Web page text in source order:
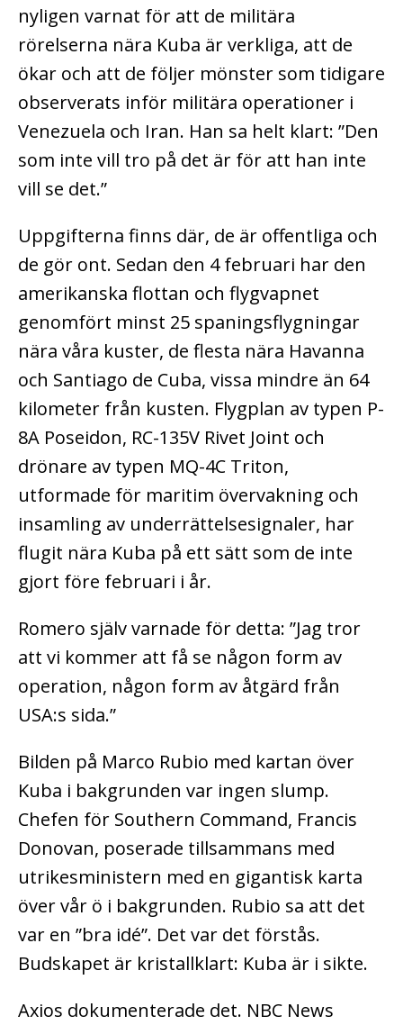
nyligen varnat för att de militära
rörelserna nära Kuba är verkliga, att de
ökar och att de följer mönster som tidigare
observerats inför militära operationer i
Venezuela och Iran. Han sa helt klart: ”Den
som inte vill tro på det är för att han inte
vill se det.”
Uppgifterna finns där, de är offentliga och
de gör ont. Sedan den 4 februari har den
amerikanska flottan och flygvapnet
genomfört minst 25 spaningsflygningar
nära våra kuster, de flesta nära Havanna
och Santiago de Cuba, vissa mindre än 64
kilometer från kusten. Flygplan av typen P-
8A Poseidon, RC-135V Rivet Joint och
drönare av typen MQ-4C Triton,
utformade för maritim övervakning och
insamling av underrättelsesignaler, har
flugit nära Kuba på ett sätt som de inte
gjort före februari i år.
Romero själv varnade för detta: ”Jag tror
att vi kommer att få se någon form av
operation, någon form av åtgärd från
USA:s sida.”
Bilden på Marco Rubio med kartan över
Kuba i bakgrunden var ingen slump.
Chefen för Southern Command, Francis
Donovan, poserade tillsammans med
utrikesministern med en gigantisk karta
över vår ö i bakgrunden. Rubio sa att det
var en ”bra idé”. Det var det förstås.
Budskapet är kristallklart: Kuba är i sikte.
Axios dokumenterade det. NBC News